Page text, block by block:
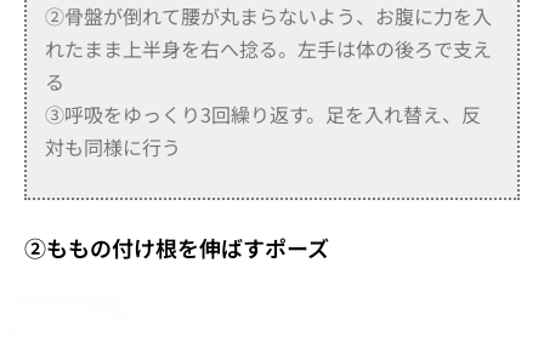
②骨盤が倒れて腰が丸まらないよう、お腹に力を入
れたまま上半身を右へ捻る。左手は体の後ろで支え
る
③呼吸をゆっくり3回繰り返す。足を入れ替え、反
対も同様に行う
②ももの付け根を伸ばすポーズ